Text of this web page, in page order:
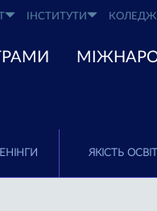
ІНСТИТУТИ КОЛЕДЖІ
ЯКІСТЬ